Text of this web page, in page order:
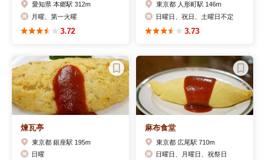
愛知県 本郷駅 312m
月曜、第一火曜
3.72
東京都 人形町駅 146m
日曜日、祝日、土曜日不定
3.73
煉瓦亭
東京都 銀座駅 195m
日曜
麻布食堂
東京都 広尾駅 710m
日曜日、月曜日、祝祭日